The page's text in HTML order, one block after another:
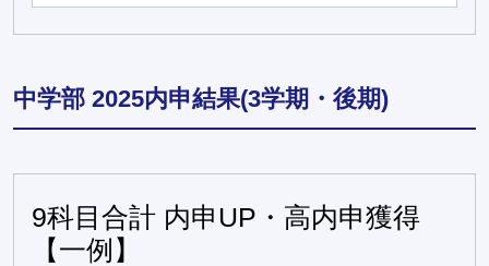
中学部 2025内申結果(3学期・後期)
9科目合計 内申UP・高内申獲得
【一例】